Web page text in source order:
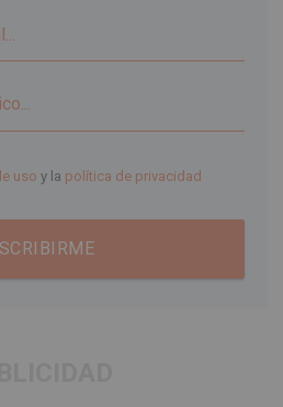
uso y la política de privacidad